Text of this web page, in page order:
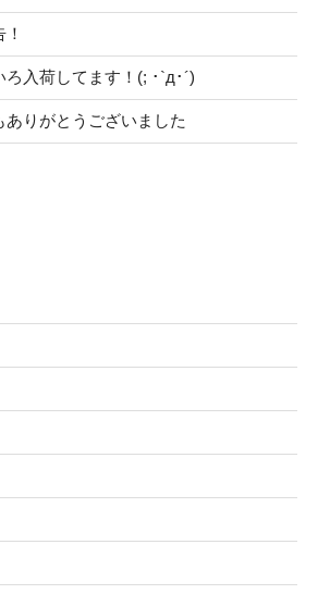
ろ入荷してます！(; ･`д･´)
ありがとうございました